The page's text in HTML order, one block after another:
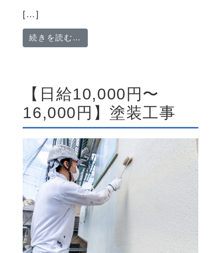
[…]
続きを読む…
【日給10,000円〜
16,000円】塗装工事